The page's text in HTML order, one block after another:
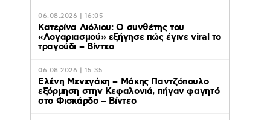
06.08.2026 | 16:05
Κατερίνα Λιόλιου: Ο συνθέτης του
«Λογαριασμού» εξήγησε πώς έγινε viral το
τραγούδι – Βίντεο
06.08.2026 | 15:35
Ελένη Μενεγάκη – Μάκης Παντζόπουλο
εξόρμηση στην Κεφαλονιά, πήγαν φαγητό
στο Φισκάρδο – Βίντεο